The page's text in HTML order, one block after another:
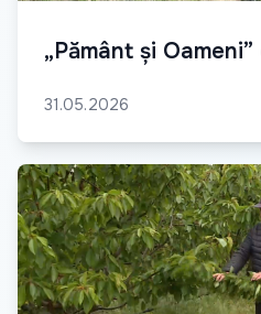
„Pământ și
31.05.2026